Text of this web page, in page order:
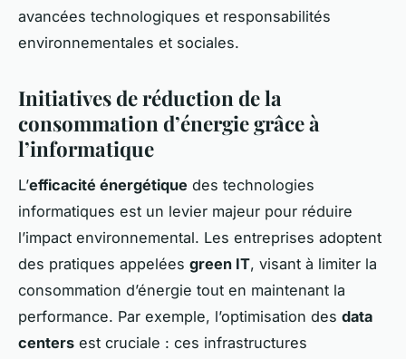
avancées technologiques et responsabilités
environnementales et sociales.
Initiatives de réduction de la
consommation d’énergie grâce à
l’informatique
L’efficacité énergétique des technologies
informatiques est un levier majeur pour réduire
l’impact environnemental. Les entreprises adoptent
des pratiques appelées green IT, visant à limiter la
consommation d’énergie tout en maintenant la
performance. Par exemple, l’optimisation des data
centers est cruciale : ces infrastructures